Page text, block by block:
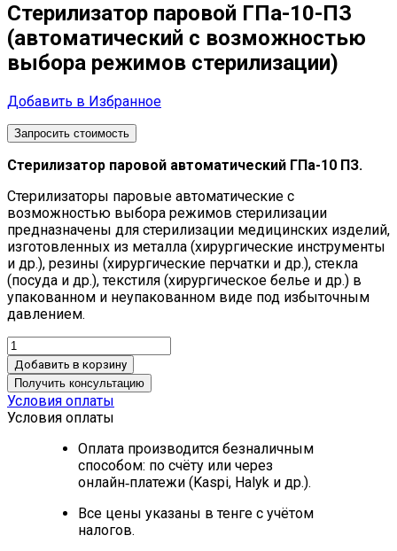
Стерилизатор паровой ГПа-10-ПЗ
(автоматический с возможностью
выбора режимов стерилизации)
Добавить в Избранное
Запросить стоимость
Стерилизатор паровой автоматический ГПа-10 ПЗ.
Стерилизаторы паровые автоматические с
возможностью выбора режимов стерилизации
предназначены для стерилизации медицинских изделий,
изготовленных из металла (хирургические инструменты
и др.), резины (хирургические перчатки и др.), стекла
(посуда и др.), текстиля (хирургическое белье и др.) в
упакованном и неупакованном виде под избыточным
давлением.
Добавить в корзину
Получить консультацию
Условия оплаты
Условия оплаты
Оплата производится безналичным
способом: по счёту или через
онлайн‑платежи (Kaspi, Halyk и др.).
Все цены указаны в тенге с учётом
налогов.